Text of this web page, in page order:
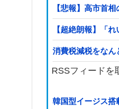
【悲報】高市首
【超絶朗報】「
消費税減税をな
RSSフィードを
韓国型イージス